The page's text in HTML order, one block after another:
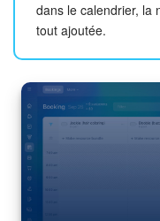
dans le calendrier, la
tout ajoutée.